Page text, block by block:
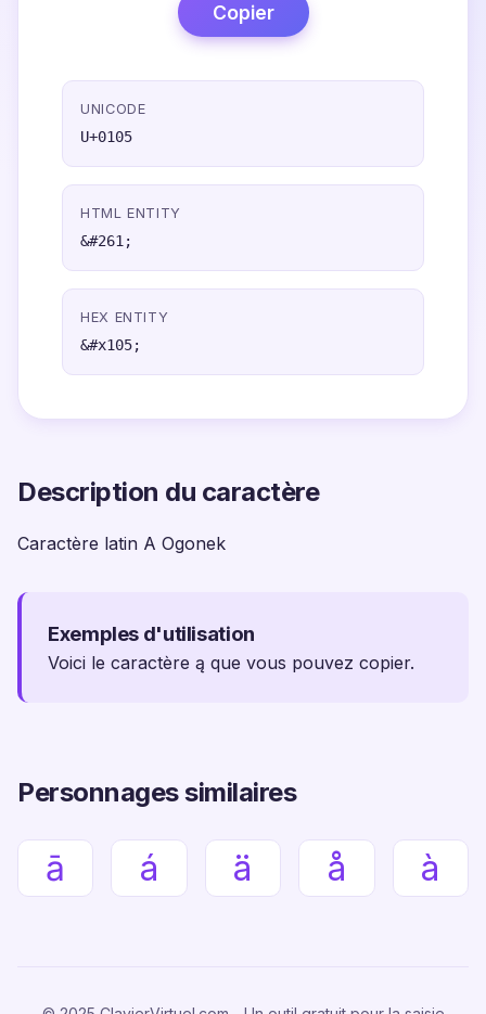
Copier
UNICODE
U+0105
HTML ENTITY
&#261;
HEX ENTITY
&#x105;
Description du caractère
Caractère latin A Ogonek
Exemples d'utilisation
Voici le caractère ą que vous pouvez copier.
Personnages similaires
ā á ä å à